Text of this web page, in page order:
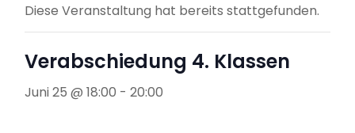
Diese Veranstaltung hat bereits stattgefunden.
Verabschiedung 4. Klassen
Juni 25 @ 18:00 -20:00